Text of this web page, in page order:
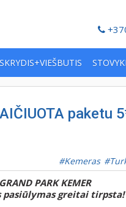
SKRYDIS+VIEŠBUTIS
paketu
Kemeras
PARK KEMER
pasiūlymas greitai tirpsta!